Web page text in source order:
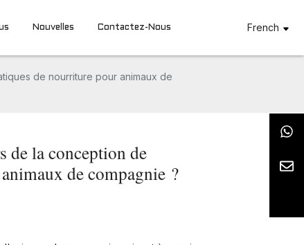
Nouvelles Contactez-Nous French
de nourriture pour animaux de
de la conception de
de compagnie ?